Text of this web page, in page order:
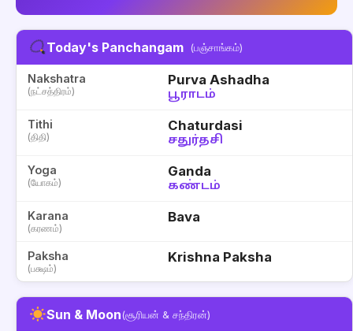
Today's Panchangam (பஞ்சாங்கம்)
Nakshatra
(நட்சத்திரம்)
Purva Ashadha
பூராடம்
Tithi
(திதி)
Chaturdasi
சதுர்தசி
Yoga
(யோகம்)
Ganda
கண்டம்
Karana
(கரணம்)
Bava
Paksha
(பக்ஷம்)
Krishna Paksha
Sun & Moon(சூரியன் & சந்திரன்)